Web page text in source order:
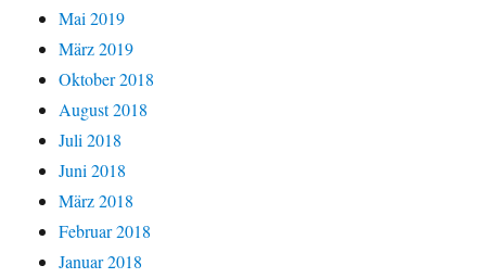
Mai 2019
März 2019
Oktober 2018
August 2018
Juli 2018
Juni 2018
März 2018
Februar 2018
Januar 2018